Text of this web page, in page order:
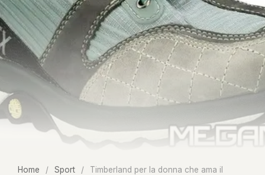
Home / Sport /
Timberland per la donna che ama il